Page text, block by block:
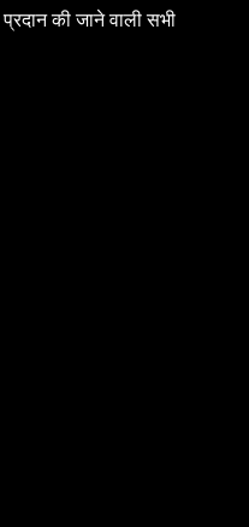
की जाने वाली सभी